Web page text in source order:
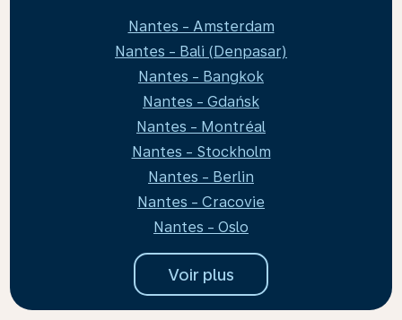
Nantes - Amsterdam
Nantes - Bali (Denpasar)
Nantes - Bangkok
Nantes - Gdańsk
Nantes - Montréal
Nantes - Stockholm
Nantes - Berlin
Nantes - Cracovie
Nantes - Oslo
Voir plus